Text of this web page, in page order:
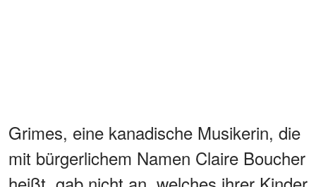
Grimes, eine kanadische Musikerin, die
mit bürgerlichem Namen Claire Boucher